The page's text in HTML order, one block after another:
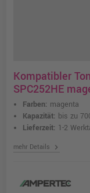
Kompatibler
SPC252HE
Farben: magenta
Kapazität: bis zu
Lieferzeit: 1-2
mehr Details chevron_right